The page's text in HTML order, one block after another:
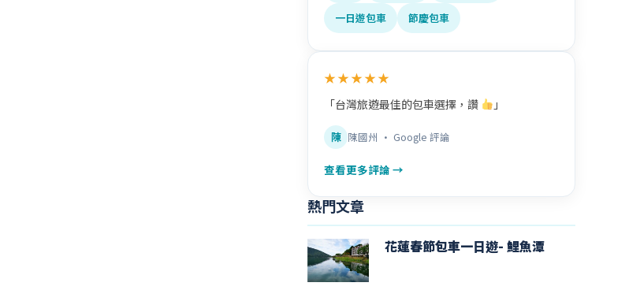
一日遊包車
節慶包車
★★★★★
「台灣旅遊最佳的包車選擇，讚 」
陳 陳國州 · Google 評論
查看更多評論 →
熱門文章
花蓮春節包車一日遊- 鯉魚潭